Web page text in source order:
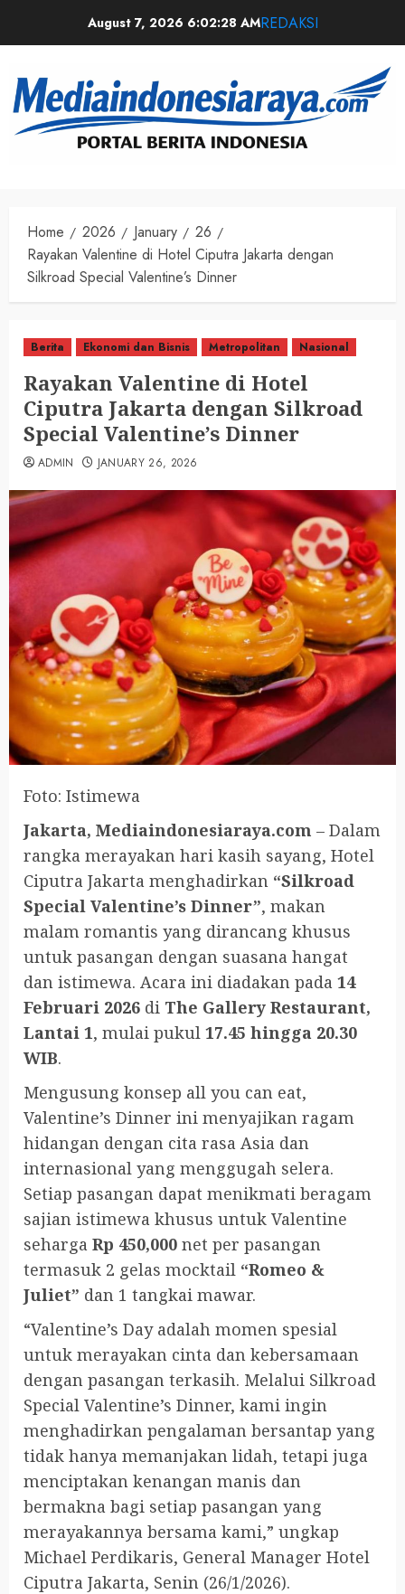
August 7, 2026 6:02:29 AMREDAKSI
Home 2026 January
26
Rayakan Valentine di Hotel Ciputra Jakarta dengan
Silkroad Special Valentine’s Dinner
Berita Ekonomi dan Bisnis Metropolitan Nasional
Rayakan Valentine di Hotel
Ciputra Jakarta dengan Silkroad
Special Valentine’s Dinner
ADMIN JANUARY 26, 2026
Foto: Istimewa
Jakarta, Mediaindonesiaraya.com – Dalam
rangka merayakan hari kasih sayang, Hotel
Ciputra Jakarta menghadirkan “Silkroad
Special Valentine’s Dinner”, makan
malam romantis yang dirancang khusus
untuk pasangan dengan suasana hangat
dan istimewa. Acara ini diadakan pada 14
Februari 2026 di The Gallery Restaurant,
Lantai 1, mulai pukul 17.45 hingga 20.30
WIB.
Mengusung konsep all you can eat,
Valentine’s Dinner ini menyajikan ragam
hidangan dengan cita rasa Asia dan
internasional yang menggugah selera.
Setiap pasangan dapat menikmati beragam
sajian istimewa khusus untuk Valentine
seharga Rp 450,000 net per pasangan
termasuk 2 gelas mocktail “Romeo &
Juliet” dan 1 tangkai mawar.
“Valentine’s Day adalah momen spesial
untuk merayakan cinta dan kebersamaan
dengan pasangan terkasih. Melalui Silkroad
Special Valentine’s Dinner, kami ingin
menghadirkan pengalaman bersantap yang
tidak hanya memanjakan lidah, tetapi juga
menciptakan kenangan manis dan
bermakna bagi setiap pasangan yang
merayakannya bersama kami,” ungkap
Michael Perdikaris, General Manager Hotel
Ciputra Jakarta, Senin (26/1/2026).